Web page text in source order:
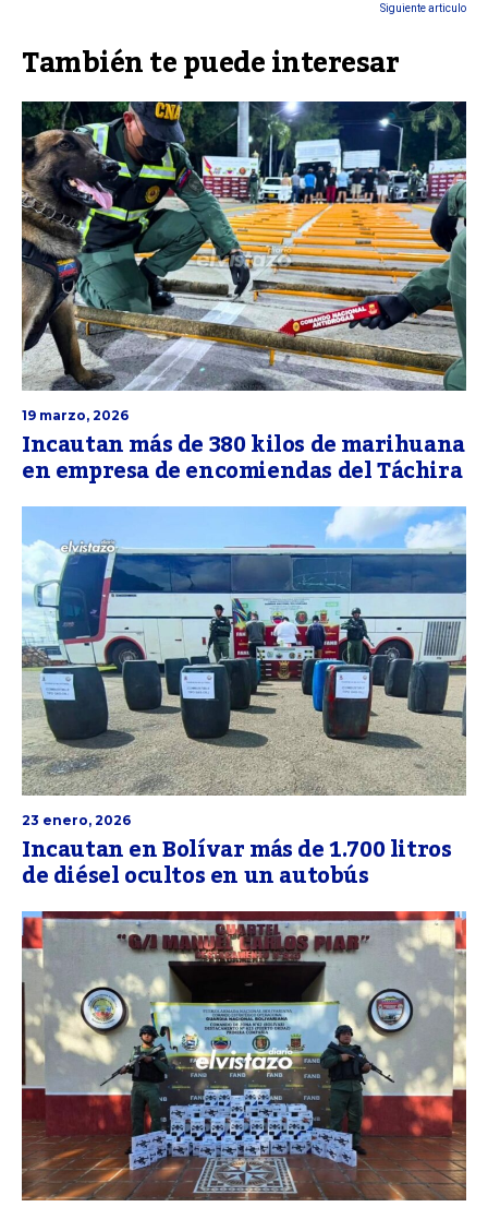
Siguiente articulo
También te puede interesar
19 marzo, 2026
Incautan más de 380 kilos de marihuana
en empresa de encomiendas del Táchira
23 enero, 2026
Incautan en Bolívar más de 1.700 litros
de diésel ocultos en un autobús